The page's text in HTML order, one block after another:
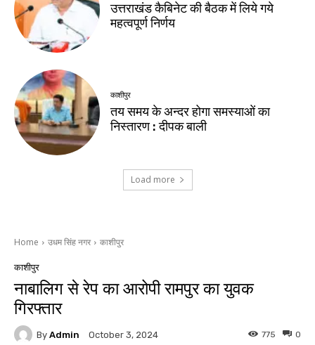
उत्तराखंड कैबिनेट की बैठक में लिये गये
महत्वपूर्ण निर्णय
काशीपुर
तय समय के अन्दर होगा समस्याओं का
निस्तारण : दीपक बाली
Load more